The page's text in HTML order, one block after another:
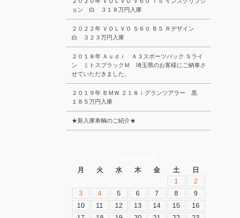
ョン 白 ３１８万円入庫
２０２２年 ＶＯＬＶＯ Ｓ６０ Ｂ５ Ｒデザイン
白 ３２３万円入庫
２０１８年 Ａｕｄｉ Ａ３スポーツバック Ｓライ
ン ミトスブラックＭ 埼玉県のお客様にご納車さ
せていただきました。
２０１９年 ＢＭＷ ２１８ｉグランツアラー 黒
１８５万円入庫
★新入庫車輌のご紹介★
月
火 水 木 金 土
日
1
2
3
4 5 6 7 8
9
10
11 12 13 14 15
16